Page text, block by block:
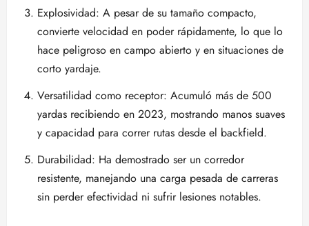
Explosividad: A pesar de su tamaño compacto,
convierte velocidad en poder rápidamente, lo que lo
hace peligroso en campo abierto y en situaciones de
corto yardaje.
Versatilidad como receptor: Acumuló más de 500
yardas recibiendo en 2023, mostrando manos suaves
y capacidad para correr rutas desde el backfield.
Durabilidad: Ha demostrado ser un corredor
resistente, manejando una carga pesada de carreras
sin perder efectividad ni sufrir lesiones notables.